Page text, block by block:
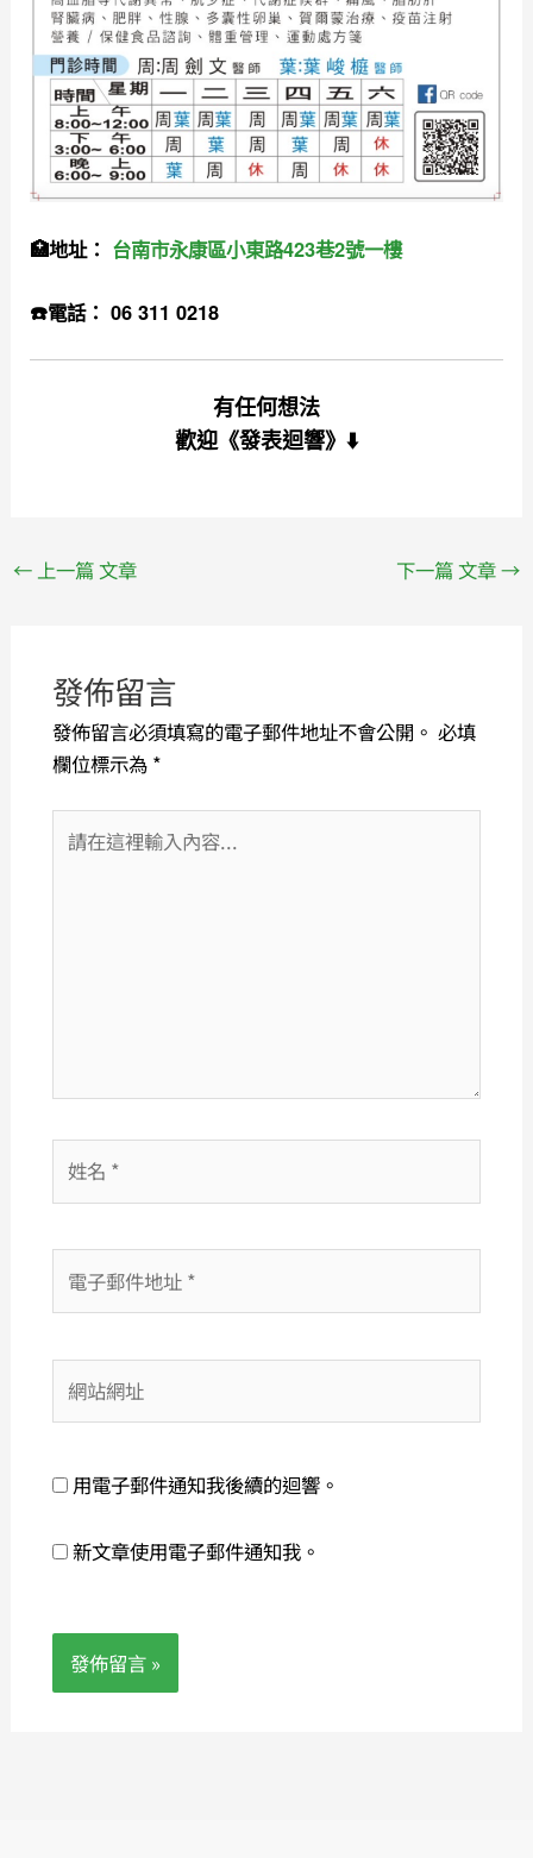
🏥地址： 台南市永康區小東路423巷2號一樓
☎️電話： 06 311 0218
有任何想法
歡迎《發表迴響》⬇️
←上一篇 文章 下一篇 文章→
發佈留言
發佈留言必須填寫的電子郵件地址不會公開。 必填
欄位標示為 *
在
名
件
地
址
站
用電子郵件通知我後續的迴響。
新文章使用電子郵件通知我。